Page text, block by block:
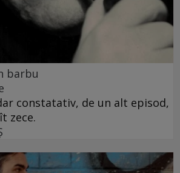
barbu
constatativ, de un alt episod,
zece.